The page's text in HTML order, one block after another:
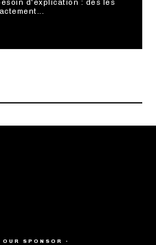
d'explication : dès les
SPONSOR -